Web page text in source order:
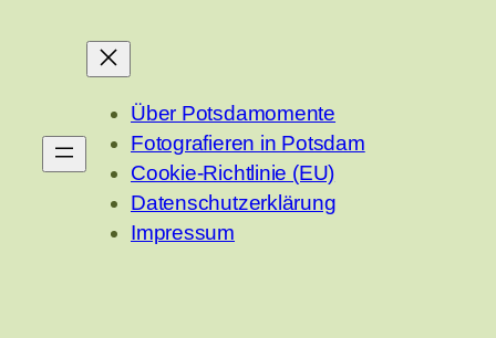
Über Potsdamomente
Fotografieren in Potsdam
Cookie-Richtlinie (EU)
Datenschutzerklärung
Impressum